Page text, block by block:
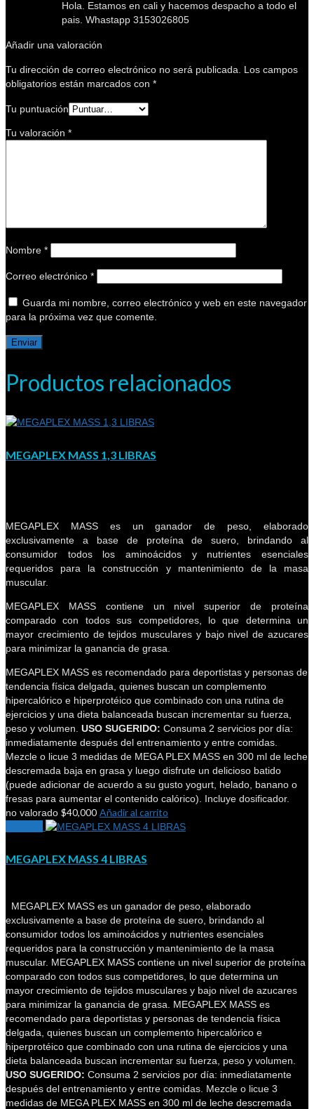
Hola. Estamos en cali y hacemos despacho a todo el
pais. Whastapp 3153026805
Añadir una valoración
Tu dirección de correo electrónico no será publicada.
Los campos
obligatorios están marcados con *
Tu puntuación
Tu valoración *
Nombre *
Correo electrónico *
Guarda mi nombre, correo electrónico y web en este navegador
para la próxima vez que comente.
Productos relacionados
MEGAPLEX MASS 1,3 LIBRAS
MEGAPLEX MASS es un ganador de peso, elaborado
exclusivamente a base de proteína de suero, brindando al
consumidor todos los aminoácidos y nutrientes esenciales
requeridos para la construcción y mantenimiento de la masa
muscular.
MEGAPLEX MASS contiene un nivel superior de proteína
comparado con todos sus competidores, lo que determina un
mayor crecimiento de tejidos musculares y bajo nivel de azucares
para minimizar la ganancia de grasa.
MEGAPLEX MASS es recomendado para deportistas y personas de
tendencia física delgada, quienes buscan un complemento
hipercalórico e hiperprotéico que combinado con una rutina de
ejercicios y una dieta balanceada buscan incrementar su fuerza,
peso y volumen. USO SUGERIDO: Consuma 2 servicios por día:
inmediatamente después del entrenamiento y entre comidas.
Mezcle o licue 3 medidas de MEGA PLEX MASS en 300 ml de leche
descremada baja en grasa y luego disfrute un delicioso batido
(puede adicionar de acuerdo a su gusto yogurt, helado, banano o
fresas para aumentar el contenido calórico). Incluye dosificador.
no valorado $40,000 Añadir al carrito
MEGAPLEX MASS 4 LIBRAS
MEGAPLEX MASS es un ganador de peso, elaborado
exclusivamente a base de proteína de suero, brindando al
consumidor todos los aminoácidos y nutrientes esenciales
requeridos para la construcción y mantenimiento de la masa
muscular. MEGAPLEX MASS contiene un nivel superior de proteína
comparado con todos sus competidores, lo que determina un
mayor crecimiento de tejidos musculares y bajo nivel de azucares
para minimizar la ganancia de grasa. MEGAPLEX MASS es
recomendado para deportistas y personas de tendencia física
delgada, quienes buscan un complemento hipercalórico e
hiperprotéico que combinado con una rutina de ejercicios y una
dieta balanceada buscan incrementar su fuerza, peso y volumen.
USO SUGERIDO: Consuma 2 servicios por día: inmediatamente
después del entrenamiento y entre comidas. Mezcle o licue 3
medidas de MEGA PLEX MASS en 300 ml de leche descremada